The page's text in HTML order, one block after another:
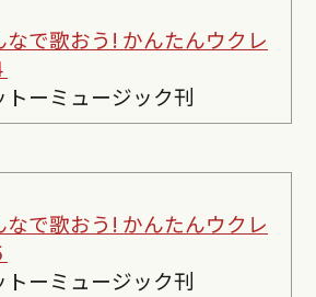
なで歌おう! かんたんウクレ
トーミュージック刊
なで歌おう! かんたんウクレ
トーミュージック刊